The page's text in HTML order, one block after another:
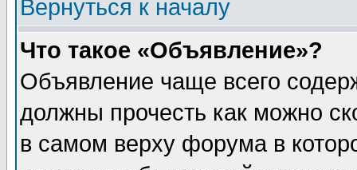
Вернуться к началу
Что такое «Объявление»?
Объявление чаще всего
должны прочесть как можно
в самом верху форума в